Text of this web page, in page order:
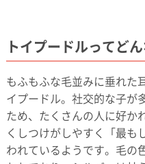
トイプードルってど
もふもふな毛並みに垂れた
イプードル。社交的な子が
ため、たくさんの人に好か
くしつけがしやすく「最も
われているようです。毛の